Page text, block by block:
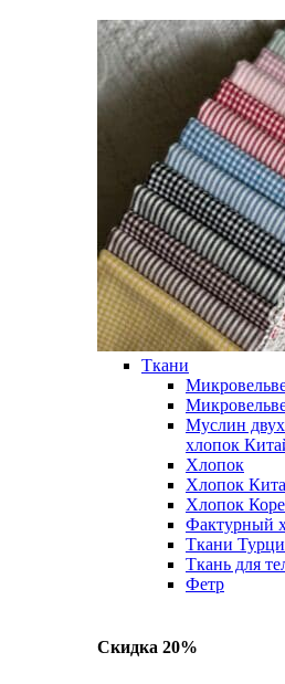
Ткани
Муслин
хлопок
Хлопок
Хлопок
Хлопок
Фактурный
Ткани
Ткань для
Фетр
Скидка 20%